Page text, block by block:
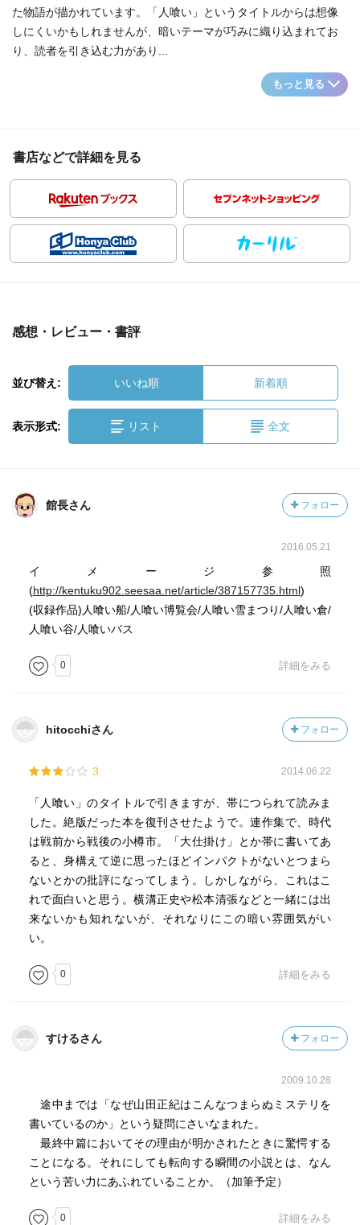
た物語が描かれています。「人喰い」というタイトルからは想像
しにくいかもしれませんが、暗いテーマが巧みに織り込まれてお
り、読者を引き込む力があり...
もっと見る
書店などで詳細を見る
感想・レビュー・書評
並び替え: いいね順 新着順
表示形式: リスト 全文
館長さん フォロー
2016.05.21
イメージ参照
(http://kentuku902.seesaa.net/article/387157735.html)
(収録作品)人喰い船/人喰い博覧会/人喰い雪まつり/人喰い倉/
人喰い谷/人喰いバス
0 詳細をみる
hitocchiさん フォロー
3 2014.06.22
「人喰い」のタイトルで引きますが、帯につられて読みま
した。絶版だった本を復刊させたようで。連作集で、時代
は戦前から戦後の小樽市。「大仕掛け」とか帯に書いてあ
ると、身構えて逆に思ったほどインパクトがないとつまら
ないとかの批評になってしまう。しかしながら、これはこ
れで面白いと思う。横溝正史や松本清張などと一緒には出
来ないかも知れないが、それなりにこの暗い雰囲気がい
い。
0 詳細をみる
すけるさん フォロー
2009.10.28
途中までは「なぜ山田正紀はこんなつまらぬミステリを
書いているのか」という疑問にさいなまれた。
最終中篇においてその理由が明かされたときに驚愕する
ことになる。それにしても転向する瞬間の小説とは、なん
という苦い力にあふれていることか。（加筆予定）
0 詳細をみる